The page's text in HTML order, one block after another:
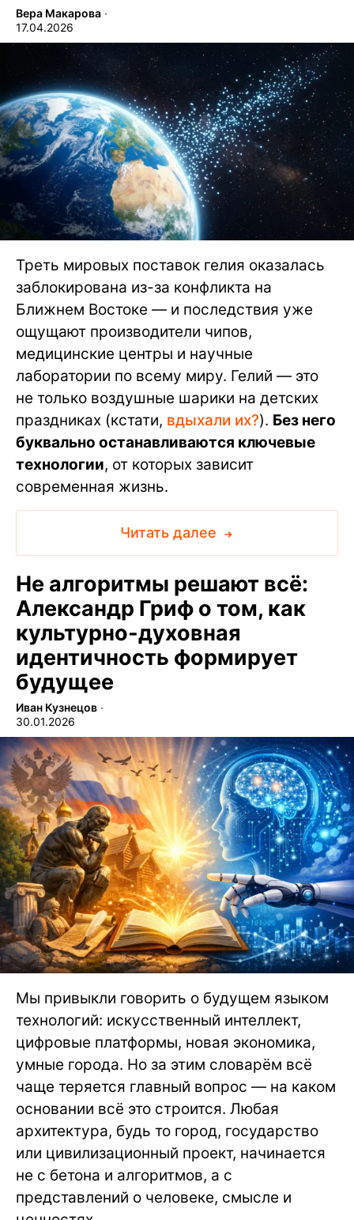
Вера Макарова ∙
17.04.2026
Треть мировых поставок гелия оказалась
заблокирована из-за конфликта на
Ближнем Востоке — и последствия уже
ощущают производители чипов,
медицинские центры и научные
лаборатории по всему миру. Гелий — это
не только воздушные шарики на детских
праздниках (кстати, вдыхали их?). Без него
буквально останавливаются ключевые
технологии, от которых зависит
современная жизнь.
Читать далее
Не алгоритмы решают всё:
Александр Гриф о том, как
культурно-духовная
идентичность формирует
будущее
Иван Кузнецов ∙
30.01.2026
Мы привыкли говорить о будущем языком
технологий: искусственный интеллект,
цифровые платформы, новая экономика,
умные города. Но за этим словарём всё
чаще теряется главный вопрос — на каком
основании всё это строится. Любая
архитектура, будь то город, государство
или цивилизационный проект, начинается
не с бетона и алгоритмов, а с
представлений о человеке, смысле и